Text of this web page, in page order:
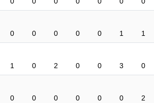
0 0 0 0 0 1 1
1 0 2 0 0 3 0
0 0 0 0 0 0 2